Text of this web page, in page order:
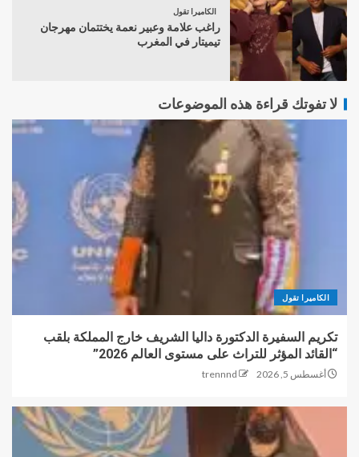
الكاميرا تقول
راغب علامة وعبير نعمة يختتمان مهرجان
تيميتار في المغرب
لا تفوتك قراءة هذه الموضوعات
الكاميرا تقول
تكريم السفيرة الدكتورة داليا الشريف خارج المملكة بلقب
“القائد المؤثر للتراث على مستوى العالم 2026”
أغسطس 5, 2026 trennnd